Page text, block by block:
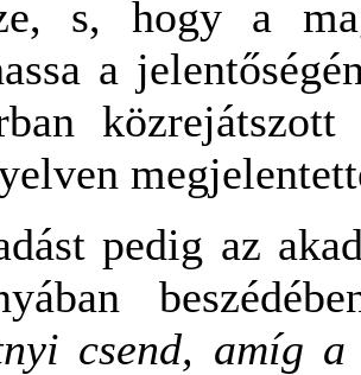
s, hogy a
a
pedig az
csend, amíg